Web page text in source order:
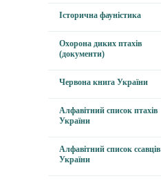
Історична фауністика
Охорона диких птахів
(документи)
Червона книга України
Алфавітний список птахів
України
Алфавітний список ссавців
України